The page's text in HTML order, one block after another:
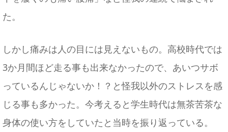
た。
しかし痛みは人の目には見えないもの。高校時代では
3か月間ほど走る事も出来なかったので、あいつサボ
っているんじゃないか！？と怪我以外のストレスを感
じる事も多かった。今考えると学生時代は無茶苦茶な
身体の使い方をしていたと当時を振り返っている。